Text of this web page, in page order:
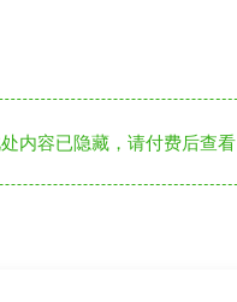
内容已隐藏，请付费后查看